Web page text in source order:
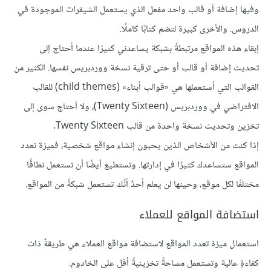
وفيها إضافة أو قالب واحد مفعل الذي يستعمل الشيفرات الموجودة في
الدروس. والأخرى كبيرة لتضم كتابًا كاملًا.
إبقاء هذه المواقع مرتبطةً بشبكة يساعدني كثيرًا عندما أحتاج إلى
تحديث إضافة أو قالب أو حتى ترقية نسخة ووردبريس نفسها. الكثير من
القوالب التي أستعملها هي «قوالب أبناء» (child themes) للقالب
الافتراضي في ووردبريس (Twenty Sixteen)، ولا أحتاج سوى إلى
تخزين وتحديث نسخة واحدة من قالب Twenty Sixteen.
إذا كنت من الأشخاص الذين يحبون إنشاء مواقع شخصية، فميزة تعدد
المواقع ستساعدك كثيرًا في إدارتها. وتستطيع أيضًا أن تستعمل نطاقًا
مختلفًا لكل موقع، وحينها لن يعلم أحدٌ أنَّك تستعمل شبكةً من المواقع.
استضافة المواقع للعملاء
استعمال ميزة تعدد المواقع لاستضافة مواقع العملاء هي طريقةٌ ذات
كفاءةٍ عالية وتستعمل مساحةً تخزينيةً أقل على الخادوم.